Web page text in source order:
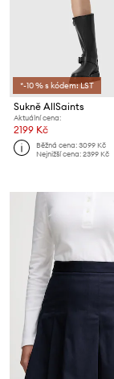
*-10 % s kódem: LST
Sukně AllSaints
Aktuální cena:
2199 Kč
Běžná cena:3099 Kč
Nejnižší cena:2399 Kč